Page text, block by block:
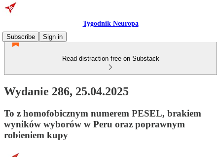
Tygodnik Neuropa
Subscribe
Sign in
Read distraction-free on Substack
Wydanie 286, 25.04.2025
To z homofobicznym numerem PESEL, brakiem
wyników wyborów w Peru oraz poprawnym
robieniem kupy